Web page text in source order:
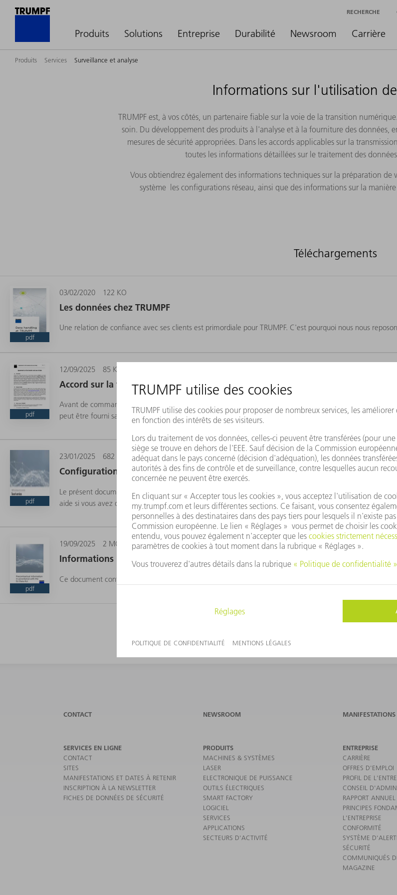
Produits Solutions Entreprise Durabilité Newsroom Carrière
RECHERCHE
Produits Services Surveillance et analyse
Informations sur l'utilisation
TRUMPF est, à vos côtés, un partenaire fiable sur la voie de la transition
soin. Du développement des produits à l'analyse et à la fourniture des données,
mesures de sécurité appropriées. Dans les accords applicables sur la
toutes les informations détaillées sur le traitement des données
Vous obtiendrez également des informations techniques sur la préparation de
système les configurations réseau, ainsi que des informations sur la
Téléchargements
pdf
03/02/2020 122 KO
Les données chez TRUMPF
Une relation de confiance avec ses clients est primordiale pour TRUMPF. C'est pourquoi nous nous
pdf
12/09/2025 85 KO
Accord sur la transmission et l'utilisation de données
Avant de commander un service reposant sur des données, vous pouvez vous informer sur les contenus
peut être fourni sans le consentement à l'utilisation et à la transmission mentionnés.
pdf
23/01/2025 682 KO
Configurations système requises & Configurations réseau pour les Condition &
Le présent document vous assure la transparence au niveau des préparatifs que vous devez effectuer
aide si vous avez des questions.
pdf
19/09/2025 2 MO
Informations précontractuelles conformément à la loi européenne sur les
Ce document contient les informations précontractuelles conformément à la loi européenne sur les
CONTACT NEWSROOM
SERVICES EN LIGNE
CONTACT
SITES
MANIFESTATIONS ET DATES À RETENIR
INSCRIPTION À LA NEWSLETTER
FICHES DE DONNÉES DE SÉCURITÉ
PRODUITS
MACHINES & SYSTÈMES
LASER
ELECTRONIQUE DE PUISSANCE
OUTILS ÉLECTRIQUES
SMART FACTORY
LOGICIEL
SERVICES
APPLICATIONS
SECTEURS D'ACTIVITÉ
ENTREPRISE
CARRIÈRE
OFFRES D'EMPLOI
PROFIL DE
CONSEIL
RAPPORT ANNUEL
PRINCIPES
L'ENTREPRISE
CONFORMITÉ
SYSTÈME
SÉCURITÉ
COMMUNIQUÉS
MAGAZINE